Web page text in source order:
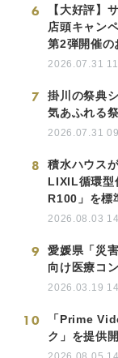
6
【大好評】
店頭キャン
第2弾開催の
2026.07.31
7
掛川の祭典
気あふれる
2026.07.31
8
積水ハウス
LIXIL循環型
R100」を標
2026.08.03
9
愛媛県「災
向け医療コ
2026.03.19
10
「Prime
ク」を提供